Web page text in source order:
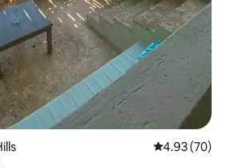
平均评分
4.93 (70)